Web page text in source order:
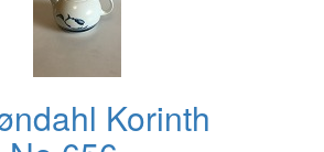
Korinth